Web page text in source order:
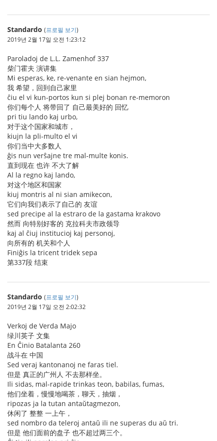
Standardo (프로필 보기)
2019년 2월 17일 오전 1:23:12
Paroladoj de L.L. Zamenhof 337
柴门霍夫 演讲集
Mi esperas, ke, re-venante en sian hejmon,
我 希望，回到自己家里
ĉiu el vi kun-portos kun si plej bonan re-memoron
你们每个人 将带回了 自己最美好的 回忆
pri tiu lando kaj urbo,
对于这个国家和城市，
kiujn la pli-multo el vi
你们当中大多数人
ĝis nun verŝajne tre mal-multe konis.
直到现在 也许 不大了解
Al la regno kaj lando,
对这个地区和国家
kiuj montris al ni sian amikecon,
它们向我们表示了自己的 友谊
sed precipe al la estraro de la gastama krakovo
然而 向特别好客的 克拉科夫市政领导
kaj al ĉiuj institucioj kaj personoj,
向所有的 机关和个人
Finiĝis la tricent tridek sepa
第337段 结束
Standardo (프로필 보기)
2019년 2월 17일 오전 2:02:32
Verkoj de Verda Majo
绿川英子 文集
En Ĉinio Batalanta 260
战斗在 中国
Sed veraj kantonanoj ne faras tiel.
但是 真正的广州人 不去那样坐。
Ili sidas, mal-rapide trinkas teon, babilas, fumas,
他们坐着，慢慢地喝茶，聊天，抽烟，
ripozas ja la tutan antaŭtagmezon,
休闲了 整整 一上午，
sed nombro da teleroj antaŭ ili ne superas du aŭ tri.
但是 他们面前的盘子 也不超过两三个。